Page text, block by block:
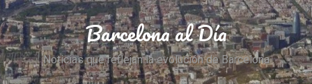
Saltar
al
contenido
Buscar Barcelona al Día
Noticias que reflejan la evolución de Barcelona